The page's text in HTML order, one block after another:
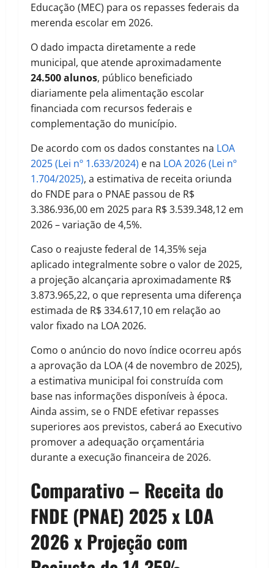
Educação (MEC) para os repasses federais da
merenda escolar em 2026.
O dado impacta diretamente a rede
municipal, que atende aproximadamente
24.500 alunos, público beneficiado
diariamente pela alimentação escolar
financiada com recursos federais e
complementação do município.
De acordo com os dados constantes na LOA
2025 (Lei nº 1.633/2024) e na LOA 2026 (Lei nº
1.704/2025), a estimativa de receita oriunda
do FNDE para o PNAE passou de R$
3.386.936,00 em 2025 para R$ 3.539.348,12 em
2026 – variação de 4,5%.
Caso o reajuste federal de 14,35% seja
aplicado integralmente sobre o valor de 2025,
a projeção alcançaria aproximadamente R$
3.873.965,22, o que representa uma diferença
estimada de R$ 334.617,10 em relação ao
valor fixado na LOA 2026.
Como o anúncio do novo índice ocorreu após
a aprovação da LOA (4 de novembro de 2025),
a estimativa municipal foi construída com
base nas informações disponíveis à época.
Ainda assim, se o FNDE efetivar repasses
superiores aos previstos, caberá ao Executivo
promover a adequação orçamentária
durante a execução financeira de 2026.
Comparativo – Receita do
FNDE (PNAE) 2025 x LOA
2026 x Projeção com